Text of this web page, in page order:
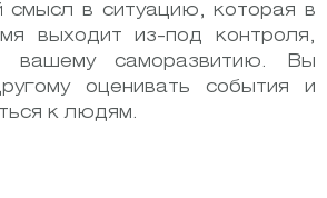
смысл в ситуацию, которая в
выходит из-под контроля,
вашему саморазвитию. Вы
оценивать события и
к людям.